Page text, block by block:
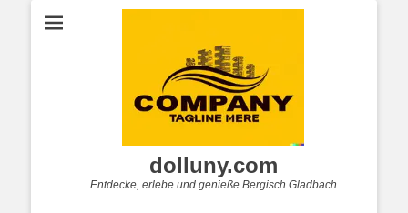
dolluny.com
Entdecke, erlebe und genieße Bergisch Gladbach